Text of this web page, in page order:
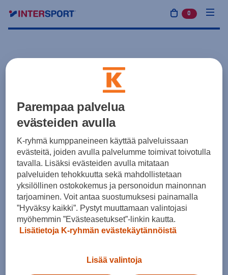
0 tuotetta
Parempaa palvelua
evästeiden avulla
K-ryhmä kumppaneineen käyttää palveluissaan
evästeitä, joiden avulla palvelumme toimivat toivotulla
tavalla. Lisäksi evästeiden avulla mitataan
palveluiden tehokkuutta sekä mahdollistetaan
yksilöllinen ostokokemus ja personoidun mainonnan
tarjoaminen. Voit antaa suostumuksesi painamalla
”Hyväksy kaikki”. Pystyt muuttamaan valintojasi
myöhemmin ”Evästeasetukset”-linkin kautta.
Lisätietoja K-ryhmän evästekäytännöistä
Lisää valintoja